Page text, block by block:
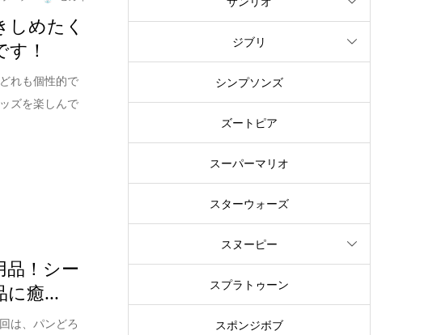
めたく
！
れも個性的で
ズを楽しんで
！シー
に癒...
は、パンどろ
ジブリ
シンプソンズ
ズートピア
スーパーマリオ
スターウォーズ
スヌーピー
スプラトゥーン
スポンジボブ